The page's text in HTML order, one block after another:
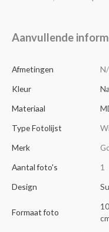
Aanvullende
Afmetingen
Kleur
Materiaal
Type Fotolijst
Merk
Aantal foto's
1
Design
Formaat foto